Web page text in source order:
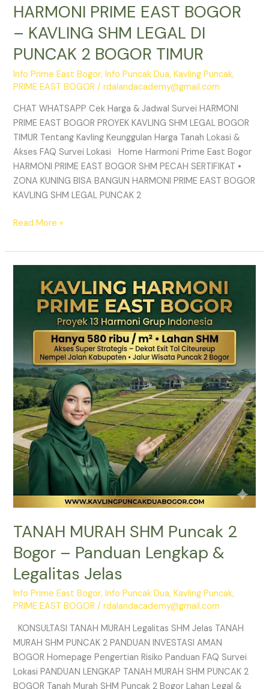
HARMONI PRIME EAST BOGOR
– KAVLING SHM LEGAL DI
PUNCAK 2 BOGOR TIMUR
Info Prime East Bogor,Info Puncak Dua,Kavling Puncak,
PRIME EAST BOGOR /rdalandacademy@gmail.com
CHAT WHATSAPP Cek Harga & Jadwal Survei HARMONI
PRIME EAST BOGOR PROYEK KAVLING SHM LEGAL BOGOR
TIMUR Tentang Kavling Keunggulan Harga Tanah Lokasi &
Akses FAQ Survei Lokasi Home Harmoni Prime East Bogor
HARMONI PRIME EAST BOGOR SHM PECAH SERTIFIKAT •
ZONA KUNING BISA BANGUN HARMONI PRIME EAST BOGOR
KAVLING SHM LEGAL PUNCAK 2
Read More »
TANAH MURAH SHM Puncak 2
Bogor – Panduan Lengkap &
Legalitas Jelas
Info Prime East Bogor,Info Puncak Dua,Kavling Puncak,
PRIME EAST BOGOR /rdalandacademy@gmail.com
KONSULTASI TANAH MURAH Legalitas SHM Jelas TANAH
MURAH SHM PUNCAK 2 PANDUAN INVESTASI AMAN
BOGOR Homepage Pengertian Risiko Panduan FAQ Survei
Lokasi PANDUAN LENGKAP TANAH MURAH SHM PUNCAK 2
BOGOR Tanah Murah SHM Puncak 2 Bogor Lahan Legal &
MURAH
Puncak
Panduan
Lengkap
&
Legalitas
Jelas